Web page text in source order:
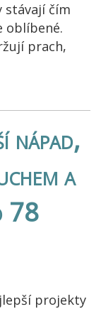
stávají čím
oblíbené.
prach,
nápad,
a
78
projekty